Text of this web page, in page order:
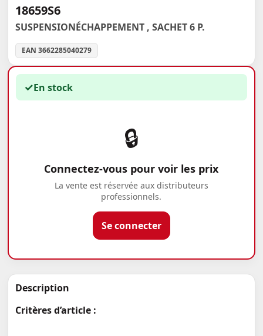
18659S6
SUSPENSIONÉCHAPPEMENT , SACHET 6 P.
EAN 3662285040279
✓En stock
🔒
Connectez-vous pour voir les prix
La vente est réservée aux distributeurs
professionnels.
Se connecter
Description
Critères d’article :